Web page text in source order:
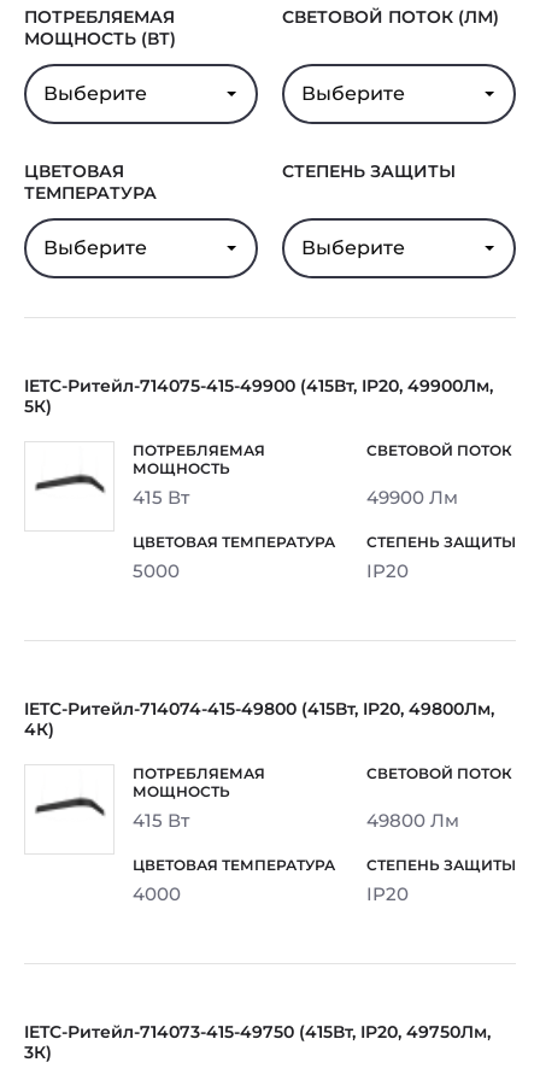
ПОТРЕБЛЯЕМАЯ
МОЩНОСТЬ (ВТ)
Выберите
СВЕТОВОЙ ПОТОК (ЛМ)
Выберите
ЦВЕТОВАЯ
ТЕМПЕРАТУРА
Выберите
СТЕПЕНЬ ЗАЩИТЫ
Выберите
IETC-Ритейл-714075-415-49900 (415Вт, IP20, 49900Лм,
5К)
415 Вт 49900 Лм
5000 IP20
IETC-Ритейл-714074-415-49800 (415Вт, IP20, 49800Лм,
4К)
415 Вт 49800 Лм
4000 IP20
IETC-Ритейл-714073-415-49750 (415Вт, IP20, 49750Лм,
3К)